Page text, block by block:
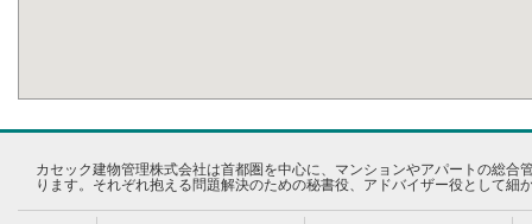
カセック建物管理株式会社は首都圏を中心に、マンションやアパートの総
ります。それぞれ抱える問題解決のための秘書役、アドバイザー役として